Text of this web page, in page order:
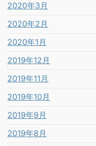
2020年3月
2020年2月
2020年1月
2019年12月
2019年11月
2019年10月
2019年9月
2019年8月